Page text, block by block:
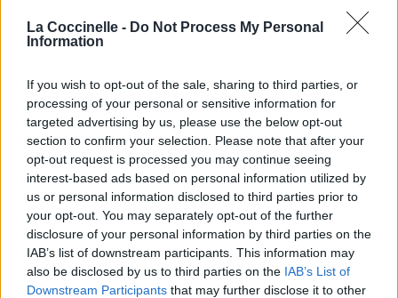
La Coccinelle - Do Not Process My Personal
Information
If you wish to opt-out of the sale, sharing to third parties, or
processing of your personal or sensitive information for
targeted advertising by us, please use the below opt-out
section to confirm your selection. Please note that after your
opt-out request is processed you may continue seeing
interest-based ads based on personal information utilized by
us or personal information disclosed to third parties prior to
your opt-out. You may separately opt-out of the further
disclosure of your personal information by third parties on the
IAB’s list of downstream participants. This information may
also be disclosed by us to third parties on the IAB’s List of
Downstream Participants that may further disclose it to other
⇑
Biographie
Albums & Chansons
Corrections & commentaires